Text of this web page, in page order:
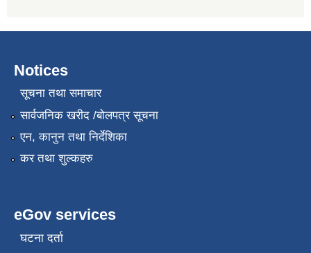
Notices
सूचना तथा समाचार
सार्वजनिक खरीद /बोलपत्र सूचना
एन, कानुन तथा निर्देशिका
कर तथा शुल्कहरु
eGov services
घटना दर्ता